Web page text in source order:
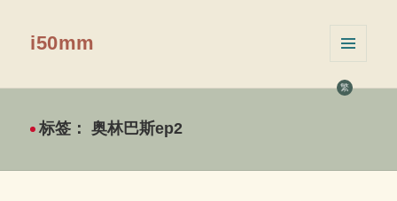
繁
i50mm
挂件
标签：奥林巴斯ep2